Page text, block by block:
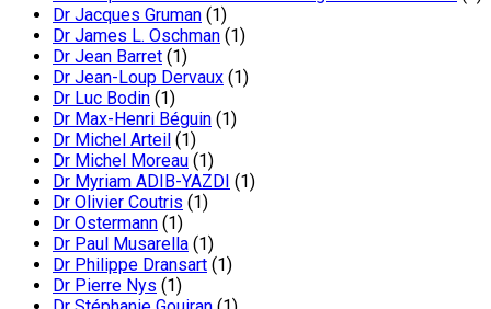
Dr Jacques Gruman (1)
Dr James L. Oschman (1)
Dr Jean Barret (1)
Dr Jean-Loup Dervaux (1)
Dr Luc Bodin (1)
Dr Max-Henri Béguin (1)
Dr Michel Arteil (1)
Dr Michel Moreau (1)
Dr Myriam ADIB-YAZDI (1)
Dr Olivier Coutris (1)
Dr Ostermann (1)
Dr Paul Musarella (1)
Dr Philippe Dransart (1)
Dr Pierre Nys (1)